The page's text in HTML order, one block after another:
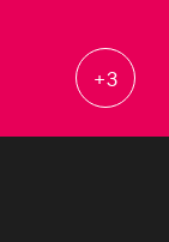
+3